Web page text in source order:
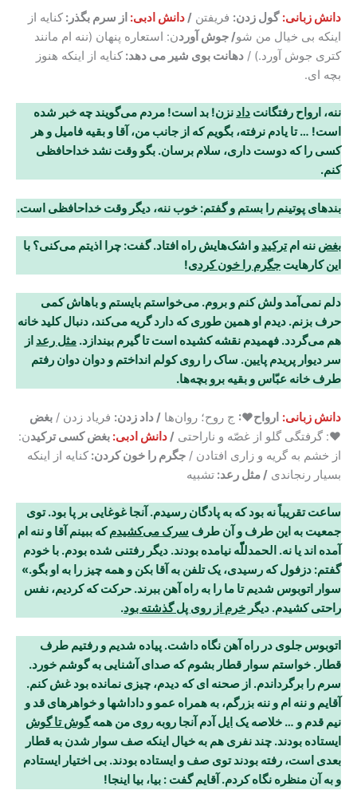
دانش زبانی: گول زدن: فریفتن /دانش ادبی: از سرم بگذر: کنایه از
اینکه بی خیال من شو/ جوش آوردن: استعاره پنهان (ننه ام مانند
کتری جوش آورد.) / دهانت بوی شیر می دهد: کنایه از اینکه هنوز
بچه ای.
ننه، ارواح رفتگانت داد نزن! بد است! مردم می‌گویند چه خبر شده
است! … تا یادم نرفته، بگویم که از جانب من، آقا و بقیه فامیل و هر
کسی را که دوست داری، سلام برسان. بگو وقت نشد خداحافظی
کنم.
بندهای پوتینم را بستم و گفتم: خوب ننه، دیگر وقت خداحافظی است.
بغض ننه امترکید و اشک‌هایش راه افتاد. گفت: چرا اذیتم می‌کنی؟ با
این کارهایت جگرم را خون کردی!
دلم نمی‌آمد ولش کنم و بروم. می‌خواستم بایستم و باهاش کمی
حرف بزنم. دیدم او همین طوری که دارد گریه می‌کند، دنبال کلید خانه
هم می‌گردد. فهمیدم نقشه کشیده است تا گیرم بیندازد. مثل رعد از
سر دیوار پریدم پایین. ساک را روی کولم انداختم و دوان دوان رفتم
طرف خانه عبّاس و بقیه برو بچه‌ها.
دانش زبانی: ارواح♥: ج روح؛ روان‌ها / داد زدن: فریاد زدن / بغض
♥: گرفتگی گلو از غصّه و ناراحتی /دانش ادبی: بغض کسی ترکیدن:
از خشم به گریه و زاری افتادن / جگرم را خون کردن: کنایه از اینکه
بسیار رنجاندی / مثل رعد: تشبیه
ساعت تقریباً نه بود که به پادگان رسیدم. آنجا غوغایی بر پا بود. توی
جمعیت به این طرف و آن طرف سرک می‌کشیدمکه ببینم آقا و ننه ام
آمده اند یا نه. الحمدللّّه نیامده بودند. دیگر رفتنی شده بودم. با خودم
گفتم: دزفول که رسیدی، یک تلفن به آقا بکن و همه چیز را به او بگو.»
سوار اتوبوس شدیم تا ما را به راه آهن ببرند. حرکت که کردیم، نفس
راحتی کشیدم. دیگر خرم از روی پل گذشته بود.
اتوبوس جلوی در راه آهن نگاه داشت. پیاده شدیم و رفتیم طرف
قطار. خواستم سوار قطار بشوم که صدای آشنایی به گوشم خورد.
سرم را برگرداندم. از صحنه ای که دیدم، چیزی نمانده بود غش کنم.
آقایم و ننه ام و ننه بزرگم، به همراه عمو و داداشها و خواهرهای قد و
نیم قدم و … خلاصه یک ایل آدم آنجا روبه روی من همهگوش تا گوش
ایستاده بودند. چند نفری هم به خیال اینکه صف سوار شدن به قطار
بعدی است، رفته بودند توی صف و ایستاده بودند. بی اختیار ایستادم
و به آن منظره نگاه کردم. آقایم گفت : بیا، بیا اینجا!